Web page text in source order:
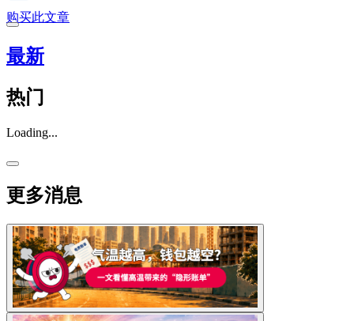
购买此文章
最新
热门
Loading...
更多消息